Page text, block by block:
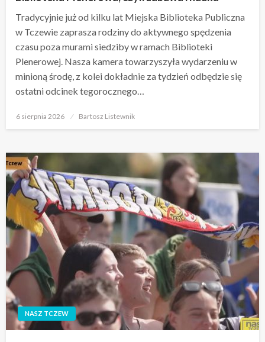
Tradycyjnie już od kilku lat Miejska Biblioteka Publiczna
w Tczewie zaprasza rodziny do aktywnego spędzenia
czasu poza murami siedziby w ramach Biblioteki
Plenerowej. Nasza kamera towarzyszyła wydarzeniu w
minioną środę, z kolei dokładnie za tydzień odbędzie się
ostatni odcinek tegorocznego…
Opublikowane
6 sierpnia 2026 Bartosz Listewnik
NASZ TCZEW